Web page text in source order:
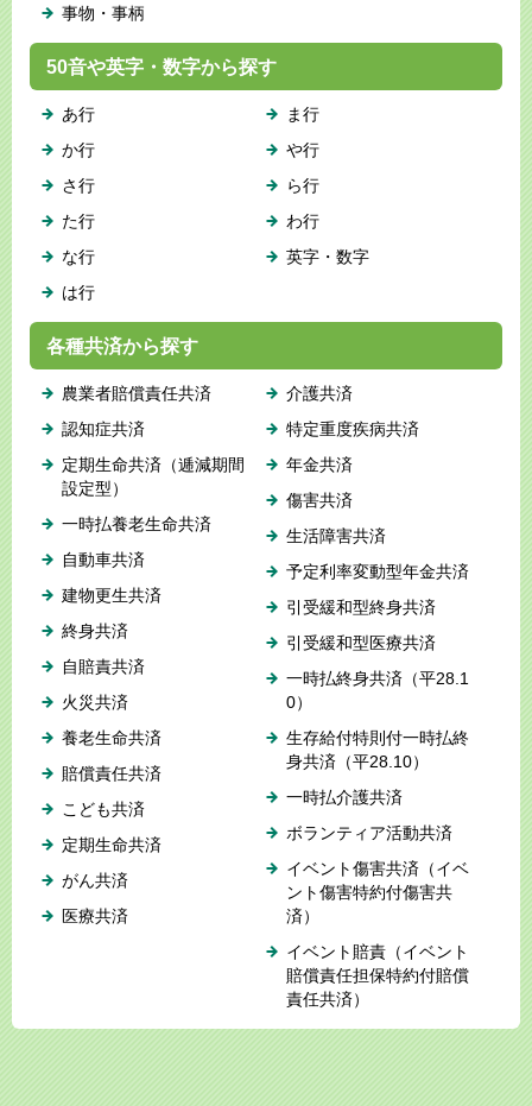
事物・事柄
50音や英字・数字から探す
あ行
か行
さ行
た行
な行
は行
ま行
や行
ら行
わ行
英字・数字
各種共済から探す
農業者賠償責任共済
認知症共済
定期生命共済（逓減期間
設定型）
一時払養老生命共済
自動車共済
建物更生共済
終身共済
自賠責共済
火災共済
養老生命共済
賠償責任共済
こども共済
定期生命共済
がん共済
医療共済
介護共済
特定重度疾病共済
年金共済
傷害共済
生活障害共済
予定利率変動型年金共済
引受緩和型終身共済
引受緩和型医療共済
一時払終身共済（平28.1
0）
生存給付特則付一時払終
身共済（平28.10）
一時払介護共済
ボランティア活動共済
イベント傷害共済（イベ
ント傷害特約付傷害共
済）
イベント賠責（イベント
賠償責任担保特約付賠償
責任共済）